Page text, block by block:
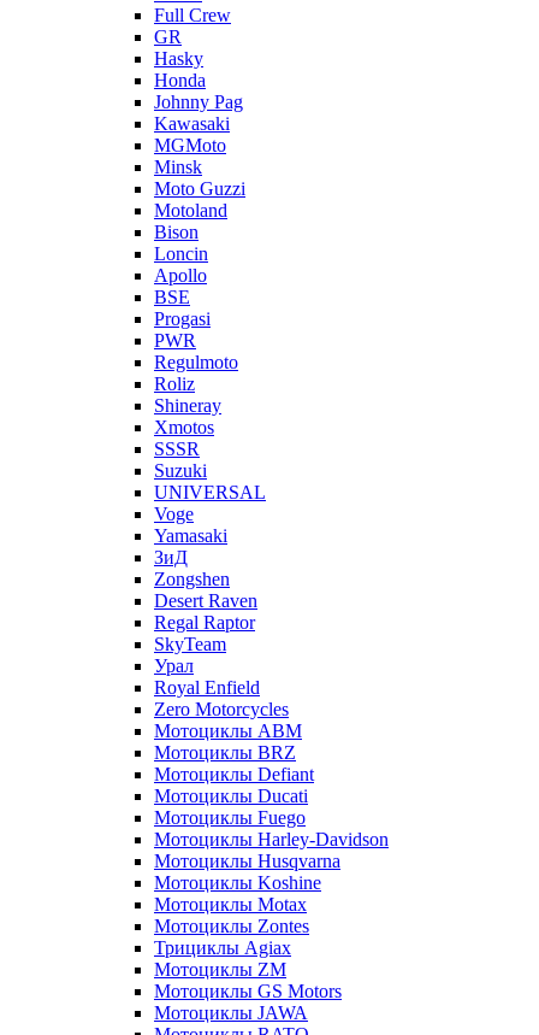
Full Crew
GR
Hasky
Honda
Johnny Pag
Kawasaki
MGMoto
Minsk
Moto Guzzi
Motoland
Bison
Loncin
Apollo
BSE
Progasi
PWR
Regulmoto
Roliz
Shineray
Xmotos
SSSR
Suzuki
UNIVERSAL
Voge
Yamasaki
ЗиД
Zongshen
Desert Raven
Regal Raptor
SkyTeam
Урал
Royal Enfield
Zero Motorcycles
Мотоциклы ABM
Мотоциклы BRZ
Мотоциклы Defiant
Мотоциклы Ducati
Мотоциклы Fuego
Мотоциклы Harley-Davidson
Мотоциклы Husqvarna
Мотоциклы Koshine
Мотоциклы Motax
Мотоциклы Zontes
Трициклы Agiax
Мотоциклы ZM
Мотоциклы GS Motors
Мотоциклы JAWA